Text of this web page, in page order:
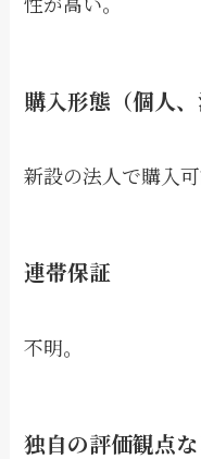
購入形態（個人、
新設の法人で購入可
連帯保証
不明。
独自の評価観点